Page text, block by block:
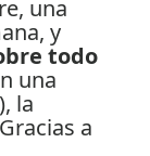
una
y
todo
una
la
a